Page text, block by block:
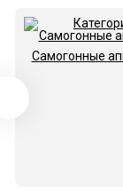
Самогонные